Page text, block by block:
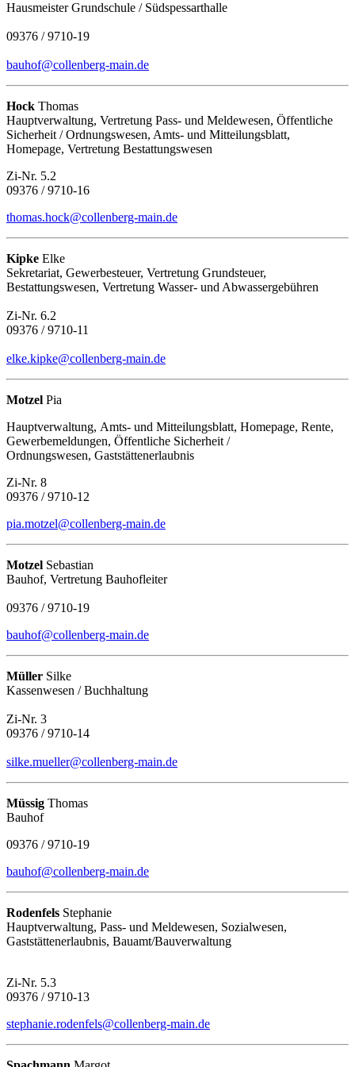
Hausmeister Grundschule / Südspessarthalle
09376 / 9710-19
bauhof@collenberg-main.de
Hock Thomas
Hauptverwaltung, Vertretung Pass- und Meldewesen, Öffentliche
Sicherheit / Ordnungswesen, Amts- und Mitteilungsblatt,
Homepage, Vertretung Bestattungswesen
Zi-Nr. 5.2
09376 / 9710-16
thomas.hock@collenberg-main.de
Kipke Elke
Sekretariat, Gewerbesteuer, Vertretung Grundsteuer,
Bestattungswesen, Vertretung Wasser- und Abwassergebühren
Zi-Nr. 6.2
09376 / 9710-11
elke.kipke@collenberg-main.de
Motzel Pia
Hauptverwaltung, Amts- und Mitteilungsblatt, Homepage, Rente,
Gewerbemeldungen, Öffentliche Sicherheit /
Ordnungswesen, Gaststättenerlaubnis
Zi-Nr. 8
09376 / 9710-12
pia.motzel@collenberg-main.de
Motzel Sebastian
Bauhof, Vertretung Bauhofleiter
09376 / 9710-19
bauhof@collenberg-main.de
Müller Silke
Kassenwesen / Buchhaltung
Zi-Nr. 3
09376 / 9710-14
silke.mueller@collenberg-main.de
Müssig Thomas
Bauhof
09376 / 9710-19
bauhof@collenberg-main.de
Rodenfels Stephanie
Hauptverwaltung, Pass- und Meldewesen, Sozialwesen,
Gaststättenerlaubnis, Bauamt/Bauverwaltung
Zi-Nr. 5.3
09376 / 9710-13
stephanie.rodenfels@collenberg-main.de